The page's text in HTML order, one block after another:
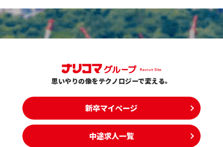
思いやりの像をテクノロジーで変える。
新卒マイページ
中途求人一覧